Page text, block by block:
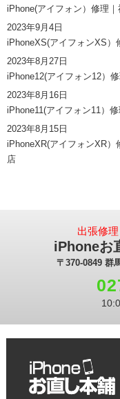
iPhone(アイフォン）修理
2023年9月4日
iPhoneXS(アイフォンXS）
2023年8月27日
iPhone12(アイフォン12）
2023年8月16日
iPhone11(アイフォン11）
2023年8月15日
iPhoneXR(アイフォンXR
店
出張修
iPhoneお
〒370-0849 群